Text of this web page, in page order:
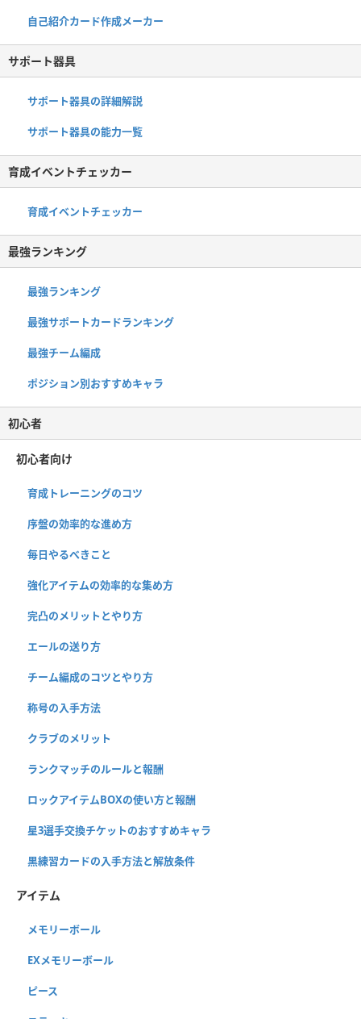
自己紹介カード作成メーカー
サポート器具
サポート器具の詳細解説
サポート器具の能力一覧
育成イベントチェッカー
育成イベントチェッカー
最強ランキング
最強ランキング
最強サポートカードランキング
最強チーム編成
ポジション別おすすめキャラ
初心者
初心者向け
育成トレーニングのコツ
序盤の効率的な進め方
毎日やるべきこと
強化アイテムの効率的な集め方
完凸のメリットとやり方
エールの送り方
チーム編成のコツとやり方
称号の入手方法
クラブのメリット
ランクマッチのルールと報酬
ロックアイテムBOXの使い方と報酬
星3選手交換チケットのおすすめキャラ
黒練習カードの入手方法と解放条件
アイテム
メモリーボール
EXメモリーボール
ピース